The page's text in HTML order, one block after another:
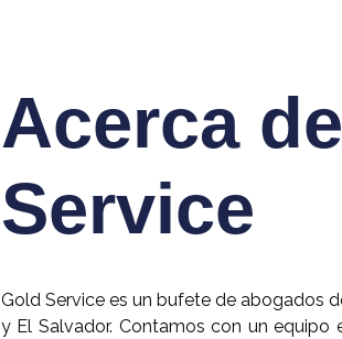
Acerca
Service
Gold Service es un bufete de abogados
y El Salvador. Contamos con un equipo